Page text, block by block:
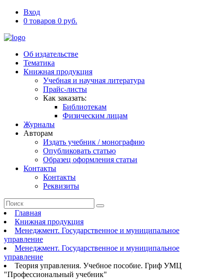
Вход
0 товаров 0 руб.
Об издательстве
Тематика
Книжная продукция
Учебная и научная литература
Прайс-листы
Как заказать:
Библиотекам
Физическим лицам
Журналы
Авторам
Издать учебник / монографию
Опубликовать статью
Образец оформления статьи
Контакты
Контакты
Реквизиты
Главная
Книжная продукция
Менеджмент. Государственное и муниципальное
управление
Менеджмент. Государственное и муниципальное
управление
Теория управления. Учебное пособие. Гриф УМЦ
"Профессиональный учебник"